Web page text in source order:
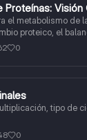
Visión
el metabolismo de
proteico, el
y anabolismo
del nitrógeno.
0
de ciclo se viday
0